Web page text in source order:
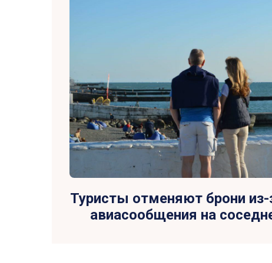
Туристы отменяют брони из-
авиасообщения на